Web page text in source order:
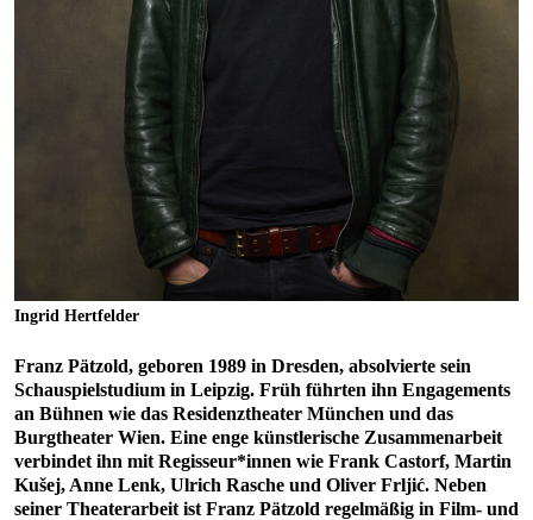
Ingrid Hertfelder
Franz Pätzold, geboren 1989 in Dresden, absolvierte sein
Schauspielstudium in Leipzig. Früh führten ihn Engagements
an Bühnen wie das Residenztheater München und das
Burgtheater Wien. Eine enge künstlerische Zusammenarbeit
verbindet ihn mit Regisseur*innen wie Frank Castorf, Martin
Kušej, Anne Lenk, Ulrich Rasche und Oliver Frljić. Neben
seiner Theaterarbeit ist Franz Pätzold regelmäßig in Film- und